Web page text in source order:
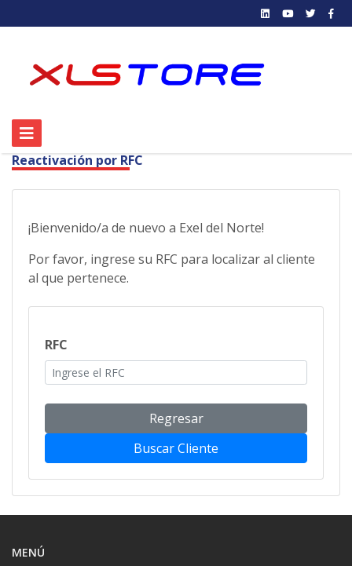
Reactivación por RFC
¡Bienvenido/a de nuevo a Exel del Norte!
Por favor, ingrese su RFC para localizar al cliente
al que pertenece.
RFC
Regresar
Buscar Cliente
MENÚ